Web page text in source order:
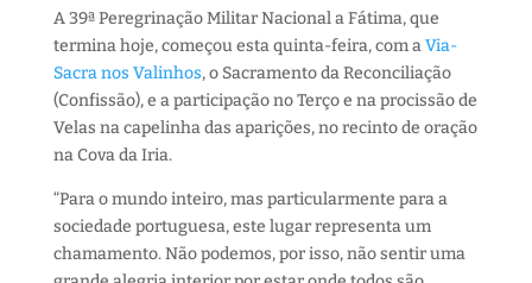
A 39ª Peregrinação Militar Nacional a Fátima, que
termina hoje, começou esta quinta-feira, com aVia-
Sacra nos Valinhos, o Sacramento da Reconciliação
(Confissão), e a participação no Terço e na procissão de
Velas na capelinha das aparições, no recinto de oração
na Cova da Iria.
“Para o mundo inteiro, mas particularmente para a
sociedade portuguesa, este lugar representa um
chamamento. Não podemos, por isso, não sentir uma